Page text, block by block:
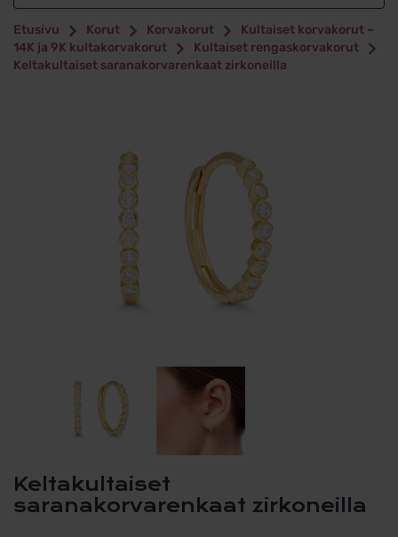
Etusivu Korut Korvakorut
Kultaiset korvakorut –
14K ja 9K kultakorvakorut
Kultaiset rengaskorvakorut
Keltakultaiset saranakorvarenkaat zirkoneilla
Keltakultaiset
saranakorvarenkaat zirkoneilla